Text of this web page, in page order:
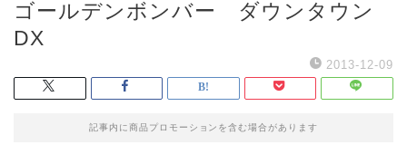
ゴールデンボンバー ダウンタウン
DX
2013-12-09
記事内に商品プロモーションを含む場合があります